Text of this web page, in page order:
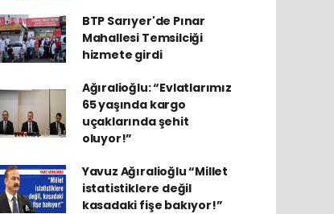
BTP Sarıyer'de Pınar
Mahallesi Temsilciği
hizmete girdi
Ağıralioğlu: “Evlatlarımız
65 yaşında kargo
uçaklarında şehit
oluyor!”
Yavuz Ağıralioğlu “Millet
istatistiklere değil
kasadaki fişe bakıyor!”